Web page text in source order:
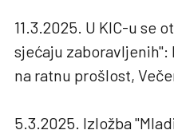
11.3.2025. U KIC-u se
sjećaju
na ratnu prošlost,
5.3.2025. Izložba